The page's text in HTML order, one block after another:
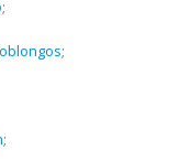
;
;
;